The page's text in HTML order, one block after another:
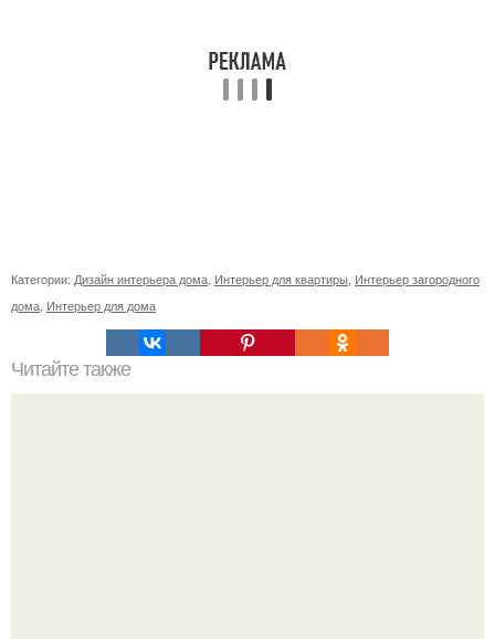
Категории: Дизайн интерьера дома Интерьер для квартиры Интерьер загородного
дома Интерьер для дома
Читайте также